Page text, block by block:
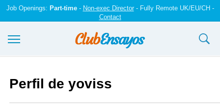
Job Openings: Part-time- Non-exec Director- Fully Remote UK/EU/CH -
Contact
Registrarse
Perfil de yoviss